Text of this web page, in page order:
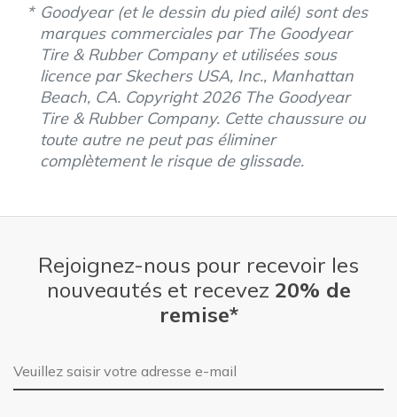
Goodyear (et le dessin du pied ailé) sont des
marques commerciales par The Goodyear
Tire & Rubber Company et utilisées sous
licence par Skechers USA, Inc., Manhattan
Beach, CA. Copyright 2026 The Goodyear
Tire & Rubber Company. Cette chaussure ou
toute autre ne peut pas éliminer
complètement le risque de glissade.
Rejoignez-nous pour recevoir les
nouveautés et recevez 20% de
remise*
Adresse e-mail